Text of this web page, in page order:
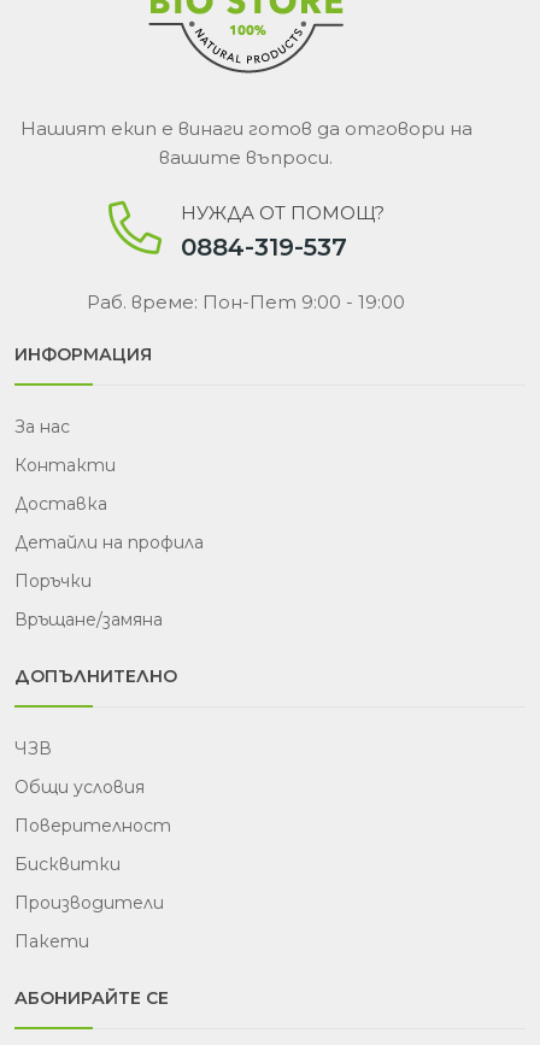
Нашият екип е винаги готов да отговори на
вашите въпроси.
НУЖДА ОТ ПОМОЩ?
0884-319-537
Раб. време: Пон-Пет 9:00 - 19:00
ИНФОРМАЦИЯ
За нас
Контакти
Доставка
Детайли на профила
Поръчки
Връщане/замяна
ДОПЪЛНИТЕЛНО
ЧЗВ
Общи условия
Поверителност
Бисквитки
Производители
Пакети
АБОНИРАЙТЕ СЕ